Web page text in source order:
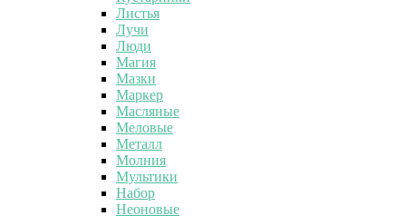
Листья
Лучи
Люди
Магия
Мазки
Маркер
Масляные
Меловые
Металл
Молния
Мультики
Набор
Неоновые